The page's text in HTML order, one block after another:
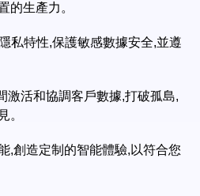
的生產力。
私特性,保護敏感數據安全,並遵
激活和協調客戶數據,打破孤島,
。
,創造定制的智能體驗,以符合您